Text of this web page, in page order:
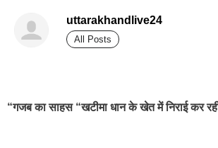
uttarakhandlive24
All Posts
“गजब का साहस “खटीमा धान के खेत में निराई कर